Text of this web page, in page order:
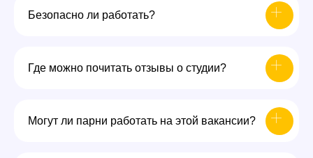
Безопасно ли работать?
Где можно почитать отзывы о студии?
Могут ли парни работать на этой вакансии?